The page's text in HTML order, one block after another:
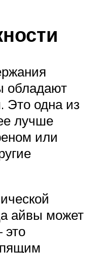
обладают
одна из
лучше
или
айвы может
это